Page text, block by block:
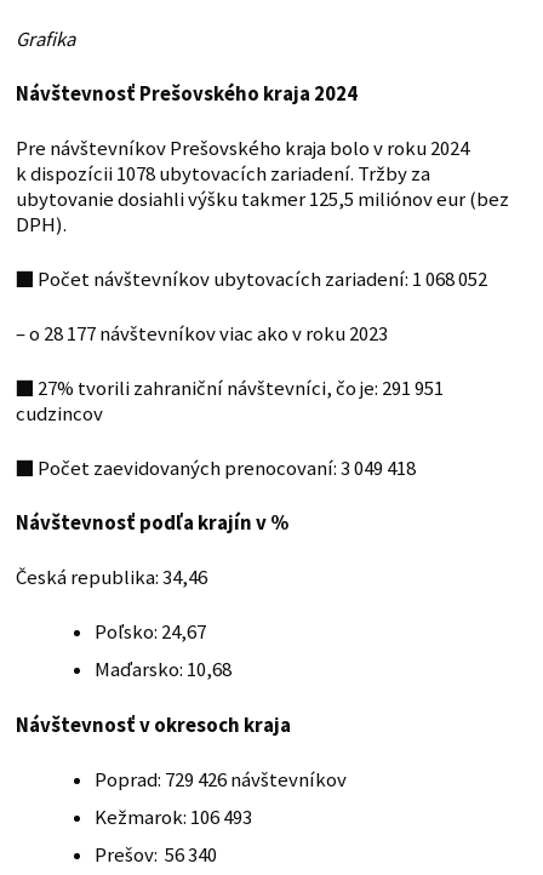
Grafika
Návštevnosť Prešovského kraja 2024
Pre návštevníkov Prešovského kraja bolo v roku 2024
k dispozícii 1078 ubytovacích zariadení. Tržby za
ubytovanie dosiahli výšku takmer 125,5 miliónov eur (bez
DPH).
■ Počet návštevníkov ubytovacích zariadení: 1 068 052
– o 28 177 návštevníkov viac ako v roku 2023
■ 27% tvorili zahraniční návštevníci, čo je: 291 951
cudzincov
■ Počet zaevidovaných prenocovaní: 3 049 418
Návštevnosť podľa krajín v %
Česká republika: 34,46
Poľsko: 24,67
Maďarsko: 10,68
Návštevnosť v okresoch kraja
Poprad: 729 426 návštevníkov
Kežmarok: 106 493
Prešov: 56 340